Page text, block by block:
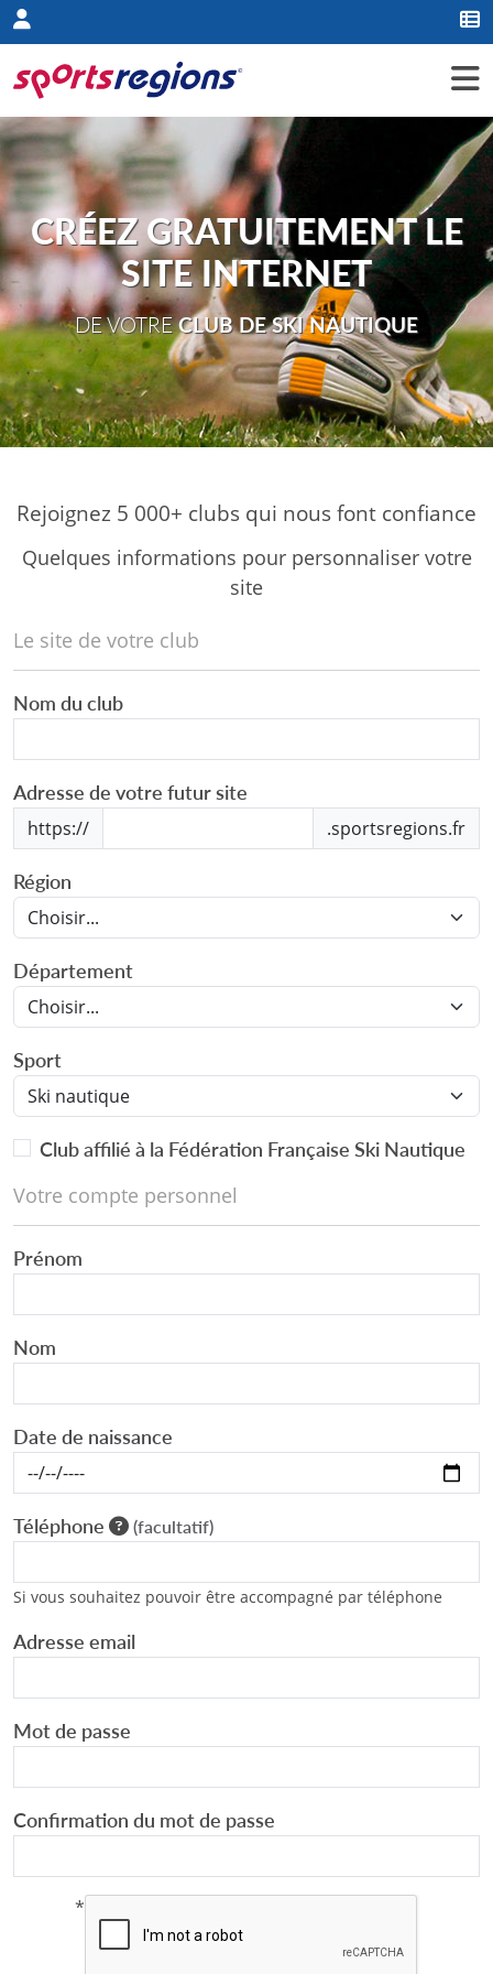
Panneau de gestion des cookies
CRÉEZ GRATUITEMENT LE
SITE INTERNET
DE VOTRECLUB DE SKI NAUTIQUE
Rejoignez 5 000+ clubs qui nous font confiance
Quelques informations pour personnaliser votre
site
Le site de votre club
Nom du club
Adresse de votre futur site
https://
.sportsregions.fr
Région
Département
Sport
Club affilié à la Fédération Française Ski Nautique
Votre compte personnel
Prénom
Nom
Date de naissance
Téléphone (facultatif)
Si vous souhaitez pouvoir être accompagné par téléphone
Adresse email
Mot de passe
Confirmation du mot de passe
*